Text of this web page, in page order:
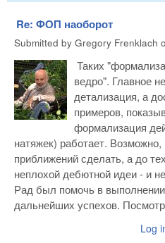
Re: ФОП наоборот
Submitted by Gregory Frenklach
Таких
ведро". Главное
детализация, а
примеров,
формализация
натяжек) работает.
приближений сделать, а до
неплохой дебютной идеи - и
Рад был помочь в
дальнейших успехов.
Log